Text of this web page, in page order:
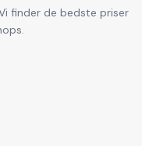
finder de bedste priser